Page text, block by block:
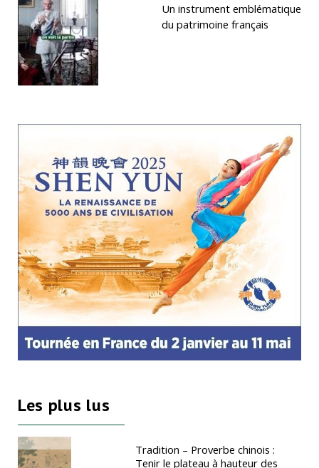
Un instrument emblématique
du patrimoine français
Les plus lus
Tradition – Proverbe chinois :
Tenir le plateau à hauteur des